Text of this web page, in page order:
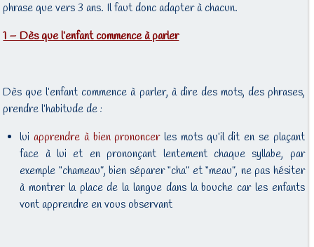
phrase que vers 3 ans. Il faut donc adapter à chacun.
1 – Dès que l’enfant commence à parler
Dès que l’enfant commence à parler, à dire des mots, des phrases,
prendre l’habitude de :
luiapprendre à bien prononcerles mots qu’il dit en se plaçant
face à lui et en prononçant lentement chaque syllabe, par
exemple “chameau”, bien séparer “cha” et “meau”, ne pas hésiter
à montrer la place de la langue dans la bouche car les enfants
vont apprendre en vous observant